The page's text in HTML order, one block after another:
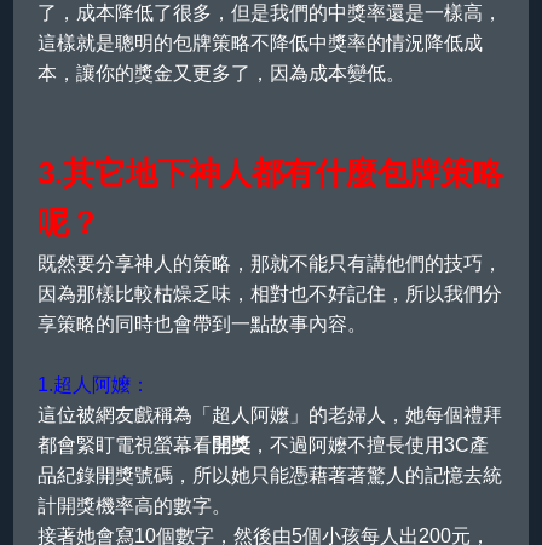
了，成本降低了很多，但是我們的中獎率還是一樣高，
這樣就是聰明的包牌策略不降低中獎率的情況降低成
本，讓你的獎金又更多了，因為成本變低。
3.其它地下神人都有什麼包牌策略
呢？
既然要分享神人的策略，那就不能只有講他們的技巧，
因為那樣比較枯燥乏味，相對也不好記住，所以我們分
享策略的同時也會帶到一點故事內容。
1.超人阿嬤：
這位被網友戲稱為「超人阿嬤」的老婦人，她每個禮拜
都會緊盯電視螢幕看開獎 ，不過阿嬤不擅長使用3C產
品紀錄開獎號碼，所以她只能憑藉著著驚人的記憶去統
計開獎機率高的數字。
接著她會寫10個數字，然後由5個小孩每人出200元，